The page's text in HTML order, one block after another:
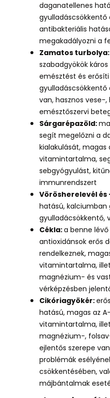
daganatellenes
gyulladáscsökkentő
antibakteriális
megakadályozni a
Zamatos turbolya:
szabadgyökök
emésztést és
van, hasznos vese-
emésztőszervi
Sárgarépazöld:
segít megelőzni a
kialakulását, magas
vitamintartalma,
sebgyógyulást,
immunrendszert
Vörösherelevél
hatású, kalciumban
gyulladácsökkentő,
Cékla:a benne
antioxidánsok erős
rendelkeznek,
vitamintartalma,
magnézium- és
vérképzésben
Cikóriagyökér:erős
hatású, magas az
vitamintartalma,
magnézium-,
ejlentős szerepe
problémák
csökkentésében,
májbántalmak